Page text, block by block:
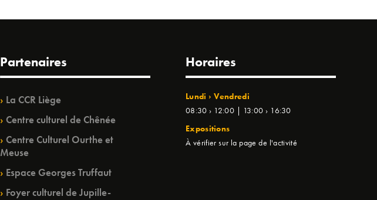
Partenaires
La CCR Liège
Centre culturel de Chênée
Centre Culturel Ourthe et
Meuse
Espace Georges Truffaut
Foyer culturel de Jupille-
Horaires
Lundi › Vendredi
08:30 › 12:00 | 13:00 › 16:30
Expositions
À vérifier sur la page de l'activité